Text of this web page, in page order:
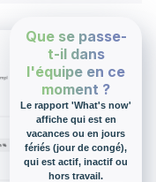
Que se passe-
t-il dans
l'équipe en ce
moment ?
Le rapport 'What's now'
affiche qui est en
vacances ou en jours
fériés (jour de congé),
qui est actif, inactif ou
hors travail.